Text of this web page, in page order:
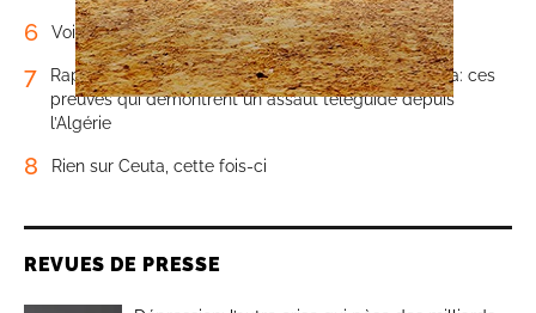
6 Voici, en chiffres, le bilan d’activité d’Interpol Rabat
7
Rapport. La main du «Système» sur Sebta et Melilla: ces
preuves qui démontrent un assaut téléguidé depuis
l’Algérie
8 Rien sur Ceuta, cette fois-ci
REVUES DE PRESSE